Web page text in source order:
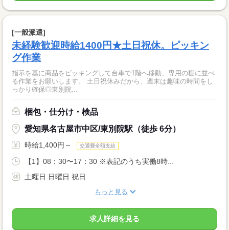
[一般派遣]
未経験歓迎時給1400円★土日祝休。ピッキン
グ作業
指示を基に商品をピッキングして台車で1階へ移動、専用の棚に並べ
る作業をお願いします。 土日祝休みだから、週末は趣味の時間をし
っかり確保◎東別院...
梱包・仕分け・検品
愛知県名古屋市中区/東別院駅（徒歩 6分）
時給1,400円～ 交通費全額支給
【1】08：30〜17：30 ※表記のうち実働8時...
土曜日 日曜日 祝日
もっと見る
求人詳細を見る